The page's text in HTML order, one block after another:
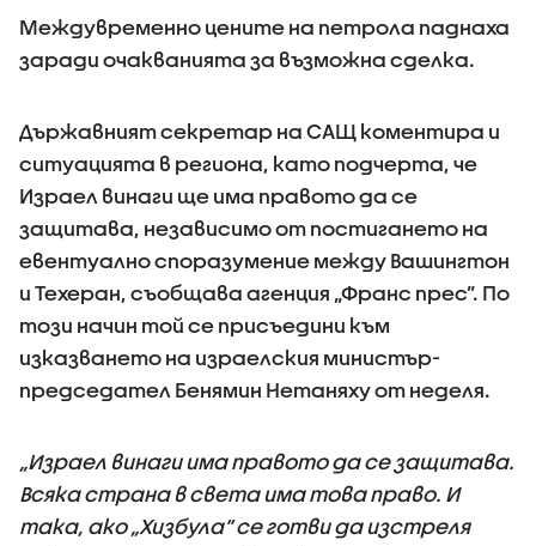
Междувременно цените на петрола паднаха
заради очакванията за възможна сделка.
Държавният секретар на САЩ коментира и
ситуацията в региона, като подчерта, че
Израел винаги ще има правото да се
защитава, независимо от постигането на
евентуално споразумение между Вашингтон
и Техеран, съобщава агенция „Франс прес”. По
този начин той се присъедини към
изказването на израелския министър-
председател Бенямин Нетаняху от неделя.
„Израел винаги има правото да се защитава.
Всяка страна в света има това право. И
така, ако „Хизбула” се готви да изстреля